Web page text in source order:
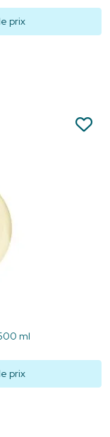
prix
ml
prix